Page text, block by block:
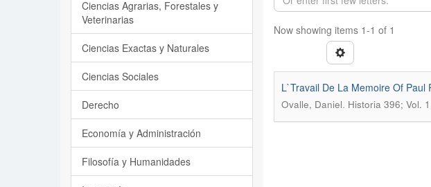
Now showing items 1-1 of 1
L`Travail De La Memoire Of
Ovalle, Daniel. Historia 396; Vol.
Ciencias Agrarias, Forestales y
Veterinarias
Ciencias Exactas y Naturales
Ciencias Sociales
Derecho
Economía y Administración
Filosofía y Humanidades